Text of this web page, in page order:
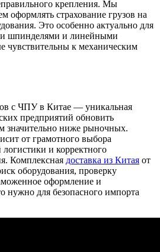
крепления. Мы
оформлять страхование грузов на
Это особенно актуально для
шпинделями и линейными
чувствительны к механическим
с ЧПУ в Китае — уникальная
предприятий обновить
значительно ниже рыночных.
от грамотного выбора
и корректного
Комплексная доставка из Китая от
оборудования, проверку
оформление и
нужно для безопасного импорта